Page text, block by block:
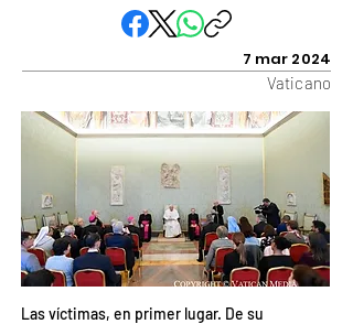
7 mar 2024
Vaticano
Las víctimas, en primer lugar. De su